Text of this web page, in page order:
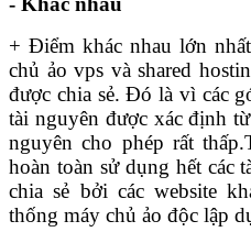
+ Điểm khác nhau lớn
chủ ảo vps và shared
được chia sẻ. Đó là vì các
tài nguyên được xác định
nguyên cho phép rất
hoàn toàn sử dụng hết các
chia sẻ bởi các website
thống máy chủ ảo độc lập